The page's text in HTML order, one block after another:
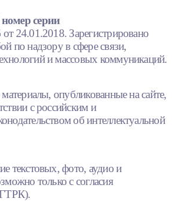
серии
24.01.2018. Зарегистрировано
по надзору в сфере связи,
и массовых коммуникаций.
опубликованные на сайте,
с российским и
об интеллектуальной
текстовых, фото, аудио и
только с согласия